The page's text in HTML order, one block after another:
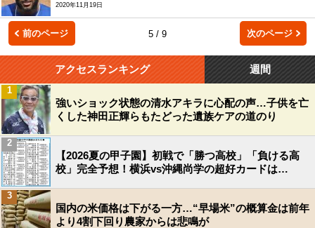
2020年11月19日
前のページ 5 / 9 次のページ
アクセスランキング 週間
強いショック状態の清水アキラに心配の声…子供を亡
くした神田正輝らもたどった遺族ケアの道のり
1
【2026夏の甲子園】初戦で「勝つ高校」「負ける高
校」完全予想！横浜vs沖縄尚学の超好カードは…
2
国内の米価格は下がる一方…“早場米”の概算金は前年
より4割下回り農家からは悲鳴が
3